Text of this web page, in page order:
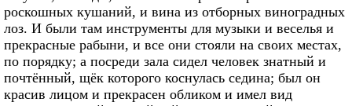
роскошных кушаний, и вина из отборных виноградных
лоз. И были там инструменты для музыки и веселья и
прекрасные рабыни, и все они стояли на своих местах,
по порядку; а посреди зала сидел человек знатный и
почтённый, щёк которого коснулась седина; был он
красив лицом и прекрасен обликом и имел вид